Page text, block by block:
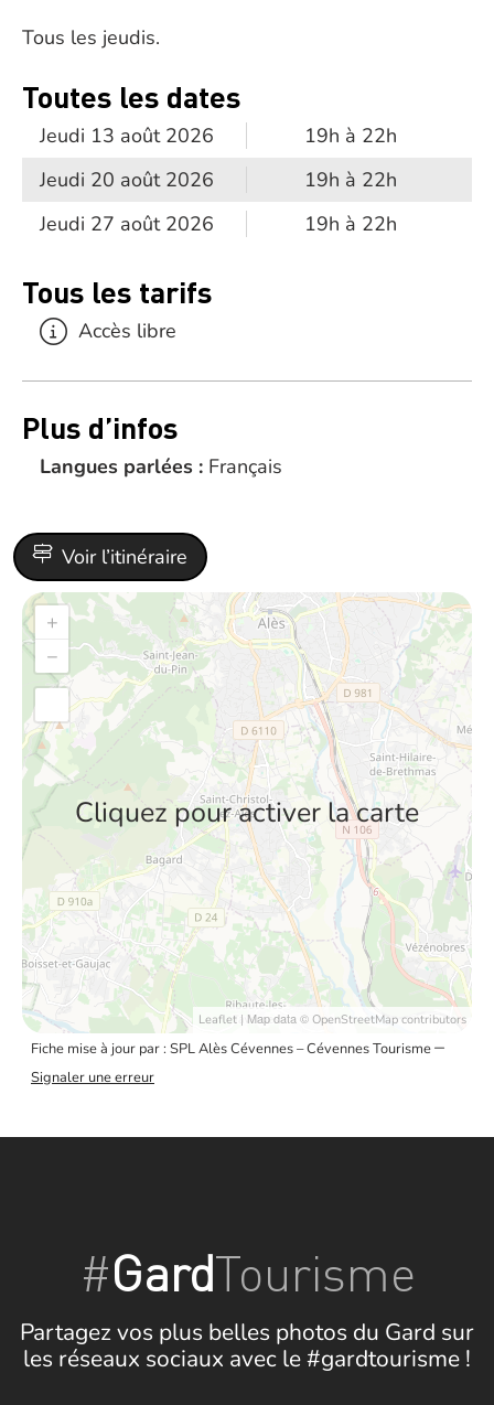
Tous les jeudis.
Toutes les dates
Jeudi 13 août 2026
19h à 22h
Jeudi 20 août 2026
19h à 22h
Jeudi 27 août 2026
19h à 22h
Tous les tarifs
Accès libre
Plus d’infos
Langues parlées : Français
Voir l’itinéraire
Cliquez pour activer la carte
+
−
Leaflet | Map data © OpenStreetMap contributors
Fiche mise à jour par : SPL Alès Cévennes – Cévennes Tourisme–
Signaler une erreur
#GardTourisme
Partagez vos plus belles photos du Gard sur
les réseaux sociaux avec le #gardtourisme !